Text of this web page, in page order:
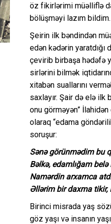
öz fikirlərimi müəlliflə
bölüşməyi lazım bildim.
Şeirin ilk bəndindən
edən kədərin
çevirib birbaşa hədəfə
sirlərini bilmək
xitabən suallarını
saxlayır. Şair də elə ilk
onu görməyən”
olaraq “edama
soruşur:
Sənə görünmədim bu
Bəlkə, edamlığam
Namərdin arxamca
Əllərim bir daxma tikir,
Birinci misrada yaş
göz yaşı və insanın